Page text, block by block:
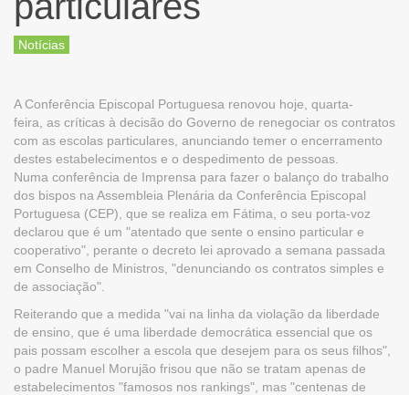
Notícias
A Conferência Episcopal Portuguesa renovou hoje, quarta-
feira, as críticas à decisão do Governo de renegociar os contratos
com as escolas particulares, anunciando temer o encerramento
destes estabelecimentos e o despedimento de pessoas.
Numa conferência de Imprensa para fazer o balanço do trabalho
dos bispos na Assembleia Plenária da Conferência Episcopal
Portuguesa (CEP), que se realiza em Fátima, o seu porta-voz
declarou que é um "atentado que sente o ensino particular e
cooperativo", perante o decreto lei aprovado a semana passada
em Conselho de Ministros, "denunciando os contratos simples e
de associação".
Reiterando que a medida "vai na linha da violação da liberdade
de ensino, que é uma liberdade democrática essencial que os
pais possam escolher a escola que desejem para os seus filhos",
o padre Manuel Morujão frisou que não se tratam apenas de
estabelecimentos "famosos nos rankings", mas "centenas de